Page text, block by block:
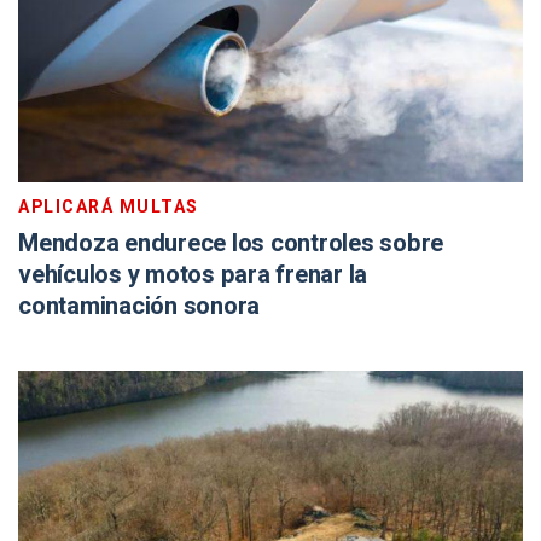
APLICARÁ MULTAS
Mendoza endurece los controles sobre
vehículos y motos para frenar la
contaminación sonora